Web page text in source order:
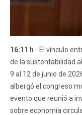
16:11 h - El vínculo
de la sustentabilidad
9 al 12 de junio de
albergó el congreso
evento que reunió a
sobre economía